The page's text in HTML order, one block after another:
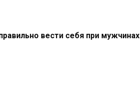
вести себя при